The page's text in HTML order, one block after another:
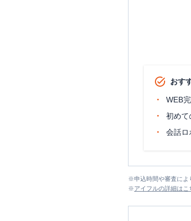
おす
WEB
初めて
会話ロ
※申込時間や審査によ
※アイフルの詳細はこ